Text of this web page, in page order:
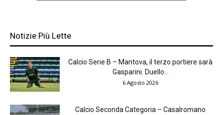
Notizie Più Lette
Calcio Serie B – Mantova, il terzo portiere sarà
Gasparini. Duello...
6 Agosto 2026
Calcio Seconda Categoria – Casalromano